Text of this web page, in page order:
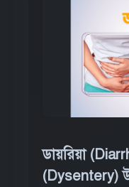
ডায়রিয়া
(Dysentery)